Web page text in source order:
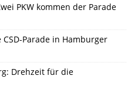
PKW kommen der Parade
Parade in Hamburger
Drehzeit für die